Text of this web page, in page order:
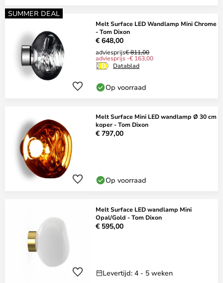
SUMMER DEAL
Melt Surface LED Wandlamp Mini Chrome
- Tom Dixon
€ 648,00
adviesprijs€ 811,00
adviesprijs -€ 163,00
Datablad
Op voorraad
Melt Surface Mini LED wandlamp Ø 30 cm
koper - Tom Dixon
€ 797,00
Op voorraad
Melt Surface LED wandlamp Mini
Opal/Gold - Tom Dixon
€ 595,00
Levertijd: 4 - 5 weken